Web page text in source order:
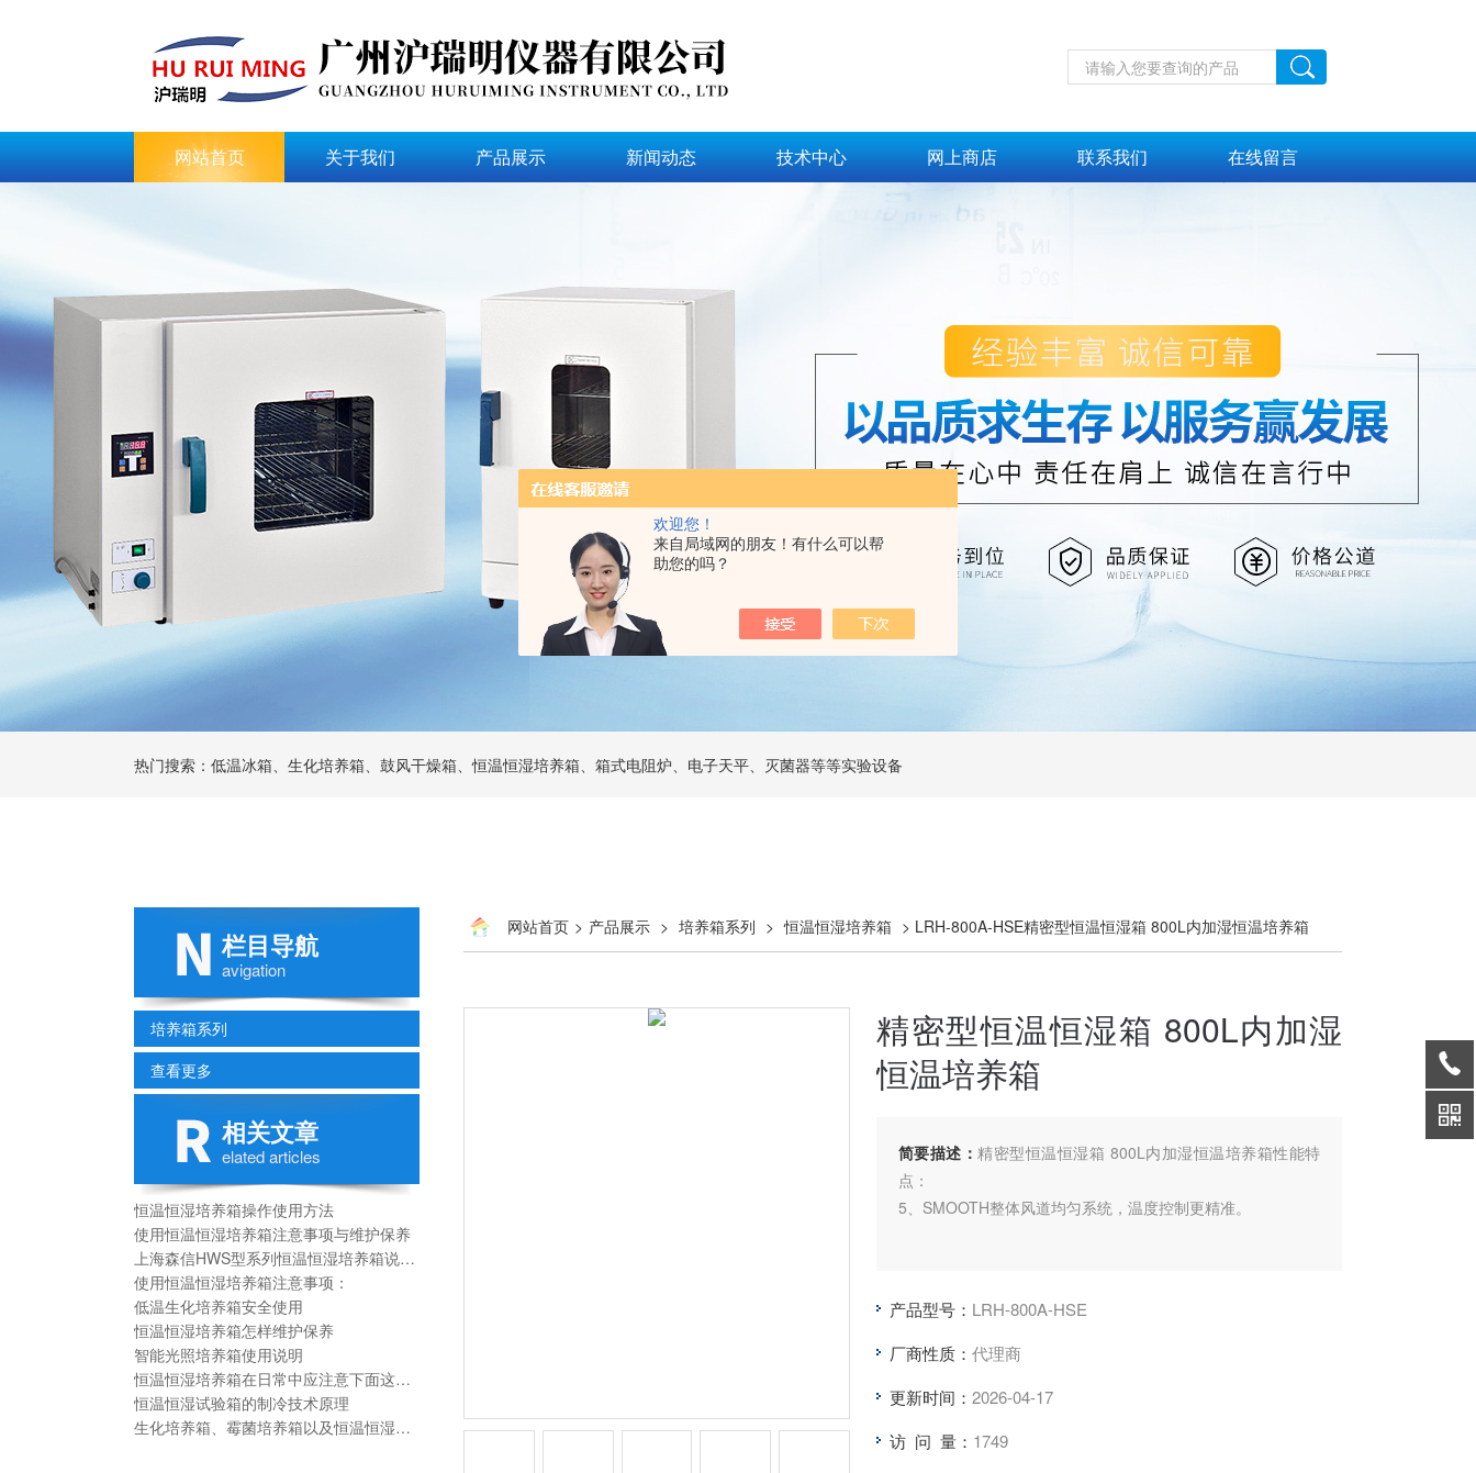
欢迎您！
来自局域网的朋友！有什么可以帮
助您的吗？
网站首页 关于我们 产品展示 新闻动态 技术中心 网上商店 联系我们 在线留言
热门搜索：低温冰箱、生化培养箱、鼓风干燥箱、恒温恒湿培养箱、箱式电阻炉、电子天平、灭菌器等等实验设备
栏目导航
avigation
培养箱系列
查看更多
相关文章
elated articles
恒温恒湿培养箱操作使用方法
使用恒温恒湿培养箱注意事项与维护保养
上海森信HWS型系列恒温恒湿培养箱说明书
使用恒温恒湿培养箱注意事项：
低温生化培养箱安全使用
恒温恒湿培养箱怎样维护保养
智能光照培养箱使用说明
恒温恒湿培养箱在日常中应注意下面这些事项：
恒温恒湿试验箱的制冷技术原理
生化培养箱、霉菌培养箱以及恒温恒湿箱三者区别
网站首页 > 产品展示 > 培养箱系列 > 恒温恒湿培养箱 > LRH-800A-HSE精密型恒温恒湿箱 800L内加湿恒温培养箱
精密型恒温恒湿箱 800L内加湿
恒温培养箱
简要描述：精密型恒温恒湿箱 800L内加湿恒温培养箱性能特
点：
5、SMOOTH整体风道均匀系统，温度控制更精准。
7、预留打印机或RS485接口，可连接打印机和计算机，记录
钟（小时）定时。
产品型号： LRH-800A-HSE
厂商性质： 代理商
更新时间： 2026-04-17
访 问 量： 1749